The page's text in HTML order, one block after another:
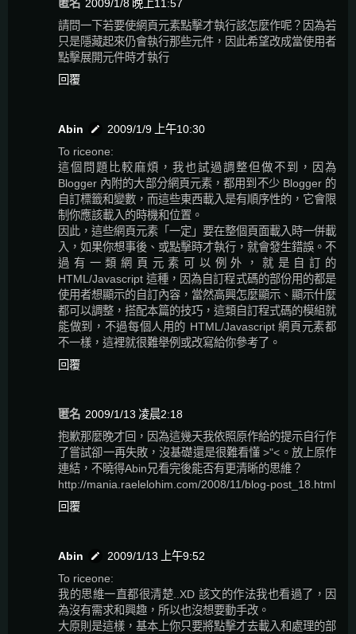
匿名 2009/1/8 晚上11:57
請問一下若要使網頁元素點擊才執行該怎麼作呢？因為若
只是隱藏起來仍會執行那些元件，因此希望改成當使用者
點擊展開元件時才執行
回覆
Abin
2009/1/9 上午10:30
To riceone:
這個問題比較麻煩，我也試過調整但做不到，因為
Blogger 內附的大部分網頁元素，都用到不少 Blogger 的
自訂標籤和變數，而這些東西載入是有順序性的，它會限
制你應該載入的時機和位置。
因此，這些網頁元素「一定」要在整個頁面載入時一併載
入，如果你想事後、或點擊時才執行，就會發生錯誤。不
過有一類網頁元素可以例外，就是自訂的
HTML/Javascript 這種，因為自訂程式碼的部份用的都是
使用者想顯示的自訂內容，當然高興怎麼顯示、顯示什麼
都可以調整，搭配本篇的技巧，這類自訂程式碼的模組就
能做到，不過每個人用的 HTML/Javascript 網頁元素都
不一樣，這裡就很難舉例或改寫給你參考了。
回覆
匿名 2009/1/13 凌晨2:18
抱歉那麼晚才回，因為這幾天我依照原作給的提示自行作
了嘗試卻一再失敗，沒基礎還是很難看懂 >"<。放上原作
連結，不曉得Abin兄看完後能否有更清晰的思維？
http://mania.raelelohim.com/2008/11/blog-post_18.html
回覆
Abin
2009/1/13 上午9:52
To riceone:
我的思維一直都很清楚..XD 該文的作法我也看過了，因
為沒有需求和興趣，所以也沒想要動手改。
大原則是這樣，基本上你只要將點擊才去載入和處理的部